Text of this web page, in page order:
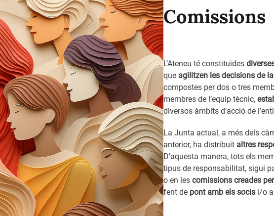
Comissions
L’Ateneu té constituïdes
que agilitzen les decisions de
compostes per dos o tres
membres de l’equip tècnic,
diversos àmbits d’acció de
La Junta actual, a més dels
anterior, ha distribuït altres
D’aquesta manera, tots els
tipus de responsabilitat, sigui
o en les comissions creades
fent de pont amb els socis i/o